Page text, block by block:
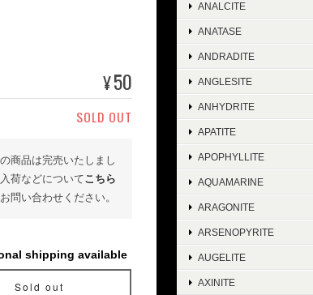
¥50
SOLD OUT
商品は完売いたしまし
荷などについてこちら
問い合わせください。
shipping available
Sold out
ANALCITE
ANATASE
ANDRADITE
ANGLESITE
ANHYDRITE
APATITE
APOPHYLLITE
AQUAMARINE
ARAGONITE
ARSENOPYRITE
AUGELITE
AXINITE